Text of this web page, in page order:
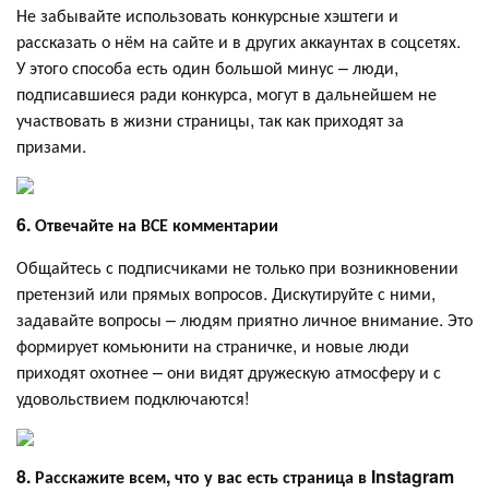
Не забывайте использовать конкурсные хэштеги и
рассказать о нём на сайте и в других аккаунтах в соцсетях.
У этого способа есть один большой минус – люди,
подписавшиеся ради конкурса, могут в дальнейшем не
участвовать в жизни страницы, так как приходят за
призами.
6. Отвечайте на ВСЕ комментарии
Общайтесь с подписчиками не только при возникновении
претензий или прямых вопросов. Дискутируйте с ними,
задавайте вопросы – людям приятно личное внимание. Это
формирует комьюнити на страничке, и новые люди
приходят охотнее – они видят дружескую атмосферу и с
удовольствием подключаются!
8. Расскажите всем, что у вас есть страница в Instagram